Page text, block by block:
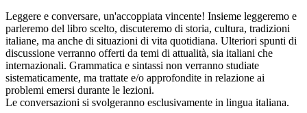
Leggere e conversare, un'accoppiata vincente! Insieme leggeremo e
parleremo del libro scelto, discuteremo di storia, cultura, tradizioni
italiane, ma anche di situazioni di vita quotidiana. Ulteriori spunti di
discussione verranno offerti da temi di attualità, sia italiani che
internazionali. Grammatica e sintassi non verranno studiate
sistematicamente, ma trattate e/o approfondite in relazione ai
problemi emersi durante le lezioni.
Le conversazioni si svolgeranno esclusivamente in lingua italiana.